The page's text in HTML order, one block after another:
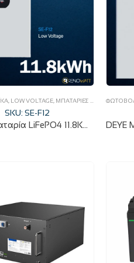
LOW VOLTAGE ΜΠΑΤΑΡΊΕΣ ΦΩΤΟΒΟΛΤΑΪΚΏΝ
SKU: SE-F12
DEYE Μπαταρία LiFePO4 11.8KWh 51.2V 230Ah SE-F12